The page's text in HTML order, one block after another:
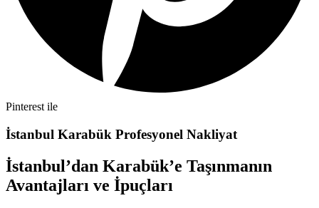
Pinterest ile
İstanbul Karabük Profesyonel Nakliyat
İstanbul’dan Karabük’e Taşınmanın
Avantajları ve İpuçları